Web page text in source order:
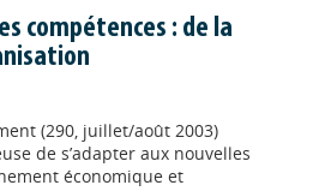
compétences : de la
(290, juillet/août 2003)
de s’adapter aux nouvelles
économique et